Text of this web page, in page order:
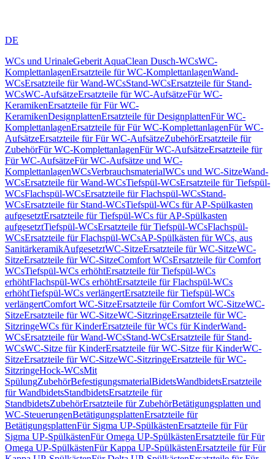
DE
WCs und UrinaleGeberit AquaClean Dusch-WCsWC-
KomplettanlagenErsatzteile für WC-KomplettanlagenWand-
WCsErsatzteile für Wand-WCsStand-WCsErsatzteile für Stand-
WCsWC-AufsätzeErsatzteile für WC-AufsätzeFür WC-
KeramikenErsatzteile für Für WC-
KeramikenDesignplattenErsatzteile für DesignplattenFür WC-
KomplettanlagenErsatzteile für Für WC-KomplettanlagenFür WC-
AufsätzeErsatzteile für Für WC-AufsätzeZubehörErsatzteile für
ZubehörFür WC-KomplettanlagenFür WC-AufsätzeErsatzteile für
Für WC-AufsätzeFür WC-Aufsätze und WC-
KomplettanlagenWCsVerbrauchsmaterialWCs und WC-SitzeWand-
WCsErsatzteile für Wand-WCsTiefspül-WCsErsatzteile für Tiefspül-
WCsFlachspül-WCsErsatzteile für Flachspül-WCsStand-
WCsErsatzteile für Stand-WCsTiefspül-WCs für AP-Spülkasten
aufgesetztErsatzteile für Tiefspül-WCs für AP-Spülkasten
aufgesetztTiefspül-WCsErsatzteile für Tiefspül-WCsFlachspül-
WCsErsatzteile für Flachspül-WCsAP-Spülkästen für WCs, aus
SanitärkeramikAufgesetztWC-SitzeErsatzteile für WC-SitzeWC-
SitzeErsatzteile für WC-SitzeComfort WCsErsatzteile für Comfort
WCsTiefspül-WCs erhöhtErsatzteile für Tiefspül-WCs
erhöhtFlachspül-WCs erhöhtErsatzteile für Flachspül-WCs
erhöhtTiefspül-WCs verlängertErsatzteile für Tiefspül-WCs
verlängertComfort WC-SitzeErsatzteile für Comfort WC-SitzeWC-
SitzeErsatzteile für WC-SitzeWC-SitzringeErsatzteile für WC-
SitzringeWCs für KinderErsatzteile für WCs für KinderWand-
WCsErsatzteile für Wand-WCsStand-WCsErsatzteile für Stand-
WCsWC-Sitze für KinderErsatzteile für WC-Sitze für KinderWC-
SitzeErsatzteile für WC-SitzeWC-SitzringeErsatzteile für WC-
SitzringeHock-WCsMit
SpülungZubehörBefestigungsmaterialBidetsWandbidetsErsatzteile
für WandbidetsStandbidetsErsatzteile für
StandbidetsZubehörErsatzteile für ZubehörBetätigungsplatten und
WC-SteuerungenBetätigungsplattenErsatzteile für
BetätigungsplattenFür Sigma UP-SpülkästenErsatzteile für Für
Sigma UP-SpülkästenFür Omega UP-SpülkästenErsatzteile für Für
Omega UP-SpülkästenFür Kappa UP-SpülkästenErsatzteile für Für